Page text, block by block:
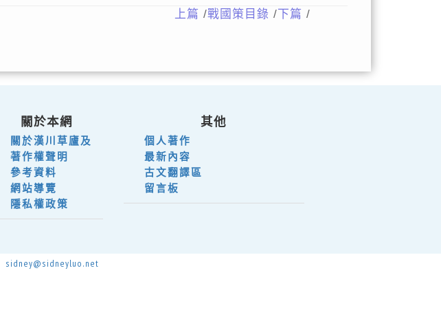
上篇 /戰國策目錄 / 下篇 /
關於本網
關於漢川草廬及
著作權聲明
參考資料
網站導覽
隱私權政策
其他
個人著作
最新內容
古文翻譯區
留言板
sidney@sidneyluo.net